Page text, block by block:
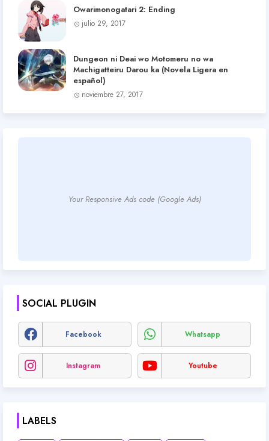
Owarimonogatari 2: Ending
julio 29, 2017
Dungeon ni Deai wo Motomeru no wa
Machigatteiru Darou ka (Novela Ligera en
español)
noviembre 27, 2017
Your Responsive Ads code (Google Ads)
SOCIAL PLUGIN
Facebook Whatsapp
Instagram Youtube
LABELS